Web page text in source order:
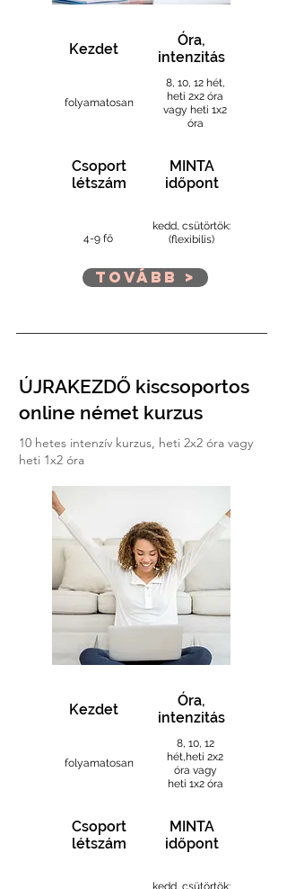
Kezdet
Óra,
intenzitás
folyamatosan
8, 10, 12 hét,
heti 2x2 óra
vagy heti 1x2
óra
MINTA
időpont
Csoport
létszám
kedd, csütörtök:
(flexibilis)
4-9 fő
Tovább >
ÚJRAKEZDŐ kiscsoportos
online német kurzus
10 hetes intenzív kurzus, heti 2x2 óra vagy
heti 1x2 óra
Kezdet
Óra,
intenzitás
folyamatosan
8, 10, 12
hét,heti 2x2
óra vagy
heti 1x2 óra
MINTA
időpont
Csoport
létszám